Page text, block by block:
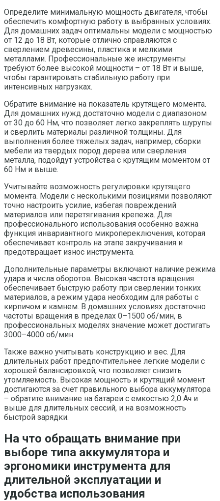
Определите минимальную мощность двигателя, чтобы
обеспечить комфортную работу в выбранных условиях.
Для домашних задач оптимальны модели с мощностью
от 12 до 18 Вт, которые отлично справляются с
сверлением древесины, пластика и мелкими
металлами. Профессиональные же инструменты
требуют более высокой мощности – от 18 Вт и выше,
чтобы гарантировать стабильную работу при
интенсивных нагрузках.
Обратите внимание на показатель крутящего момента.
Для домашних нужд достаточно модели с диапазоном
от 30 до 60 Нм, что позволяет легко закреплять шурупы
и сверлить материалы различной толщины. Для
выполнения более тяжелых задач, например, сборки
мебели из твердых пород дерева или сверления
металла, подойдут устройства с крутящим моментом от
60 Нм и выше.
Учитывайте возможность регулировки крутящего
момента. Модели с несколькими позициями позволяют
точно настроить усилие, избегая повреждений
материалов или перетягивания крепежа. Для
профессионального использования особенно важна
функция инвариантного микропереключения, которая
обеспечивает контроль на этапе закручивания и
предотвращает износ инструмента.
Дополнительные параметры включают наличие режима
удара и числа оборотов. Высокая частота вращения
обеспечивает быструю работу при сверлении тонких
материалов, а режим удара необходим для работы с
кирпичом и камнем. В домашних условиях достаточно
частоты вращения в пределах 0–1500 об/мин, в
профессиональных моделях значение может достигать
3000–4000 об/мин.
Также важно учитывать конструкцию и вес. Для
длительных работ предпочтительнее легкие модели с
хорошей балансировкой, что позволяет снизить
утомляемость. Высокая мощность и крутящий момент
достигаются за счет правильного выбора аккумулятора
– обратите внимание на батареи с емкостью 2,0 Ач и
выше для длительных сессий, и на возможность
быстрой зарядки.
На что обращать внимание при
выборе типа аккумулятора и
эргономики инструмента для
длительной эксплуатации и
удобства использования